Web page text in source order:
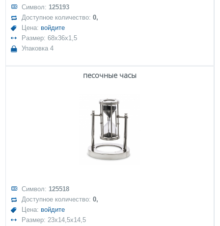
Символ: 125193
Доступное количество:0,
Цена: войдите
Размер: 68x36x1,5
Упаковка 4
песочные часы
Символ: 125518
Доступное количество:0,
Цена: войдите
Размер: 23x14,5x14,5